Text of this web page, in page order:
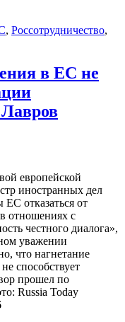
, Россотрудничество,
в ЕС не
европейской
иностранных дел
отказаться от
отношениях с
честного диалога»,
уважении
что нагнетание
способствует
прошел по
Russia Today